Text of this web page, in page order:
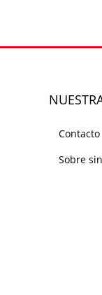
Contacto
Sobre